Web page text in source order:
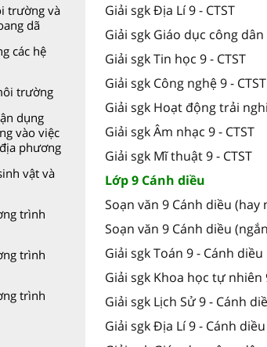
trường và
dã
các hệ
trường
dụng
vào việc
phương
vật và
trình
trình
trình
Giải sgk Địa Lí 9 - CTST
Giải sgk Giáo dục công dân
Giải sgk Tin học 9 - CTST
Giải sgk Công nghệ 9 - CTST
Giải sgk Hoạt động trải
Giải sgk Âm nhạc 9 - CTST
Giải sgk Mĩ thuật 9 - CTST
Lớp 9 Cánh diều
Soạn văn 9 Cánh diều (hay
Soạn văn 9 Cánh diều
Giải sgk Toán 9 - Cánh diều
Giải sgk Khoa học tự nhiên
Giải sgk Lịch Sử 9 - Cánh
Giải sgk Địa Lí 9 - Cánh diều